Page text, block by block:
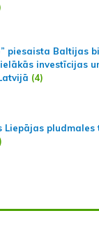
piesaista Baltijas
investīcijas
(4)
Liepājas pludmales